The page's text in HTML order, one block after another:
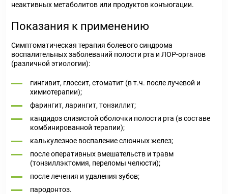
неактивных метаболитов или продуктов конъюгации.
Показания к применению
Симптоматическая терапия болевого синдрома
воспалительных заболеваний полости рта и ЛОР-органов
(различной этиологии):
гингивит, глоссит, стоматит (в т.ч. после лучевой и
химиотерапии);
фарингит, ларингит, тонзиллит;
кандидоз слизистой оболочки полости рта (в составе
комбинированной терапии);
калькулезное воспаление слюнных желез;
после оперативных вмешательств и травм
(тонзиллэктомия, переломы челюсти);
после лечения и удаления зубов;
пародонтоз.